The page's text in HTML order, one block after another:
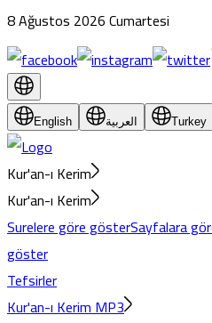
8 Ağustos 2026 Cumartesi
English العربية Turkey
Kur'an-ı Kerim
Kur'an-ı Kerim
Surelere göre gösterSayfalara
göster
Tefsirler
Kur'an-ı Kerim MP3